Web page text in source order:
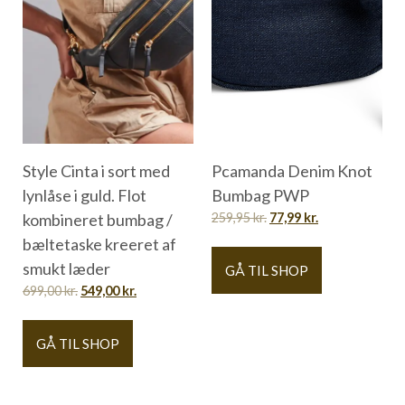
Style Cinta i sort med
lynlåse i guld. Flot
kombineret bumbag /
bæltetaske kreeret af
smukt læder
699,00kr. 549,00kr.
GÅ TIL SHOP
Pcamanda Denim Knot
Bumbag PWP
259,95kr. 77,99 kr.
GÅ TIL SHOP